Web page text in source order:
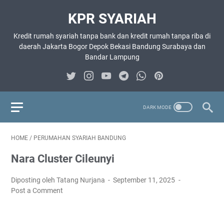
KPR SYARIAH
Kredit rumah syariah tanpa bank dan kredit rumah tanpa riba di
daerah Jakarta Bogor Depok Bekasi Bandung Surabaya dan
Bandar Lampung
HOME / PERUMAHAN SYARIAH BANDUNG
Nara Cluster Cileunyi
Diposting oleh Tatang Nurjana
September 11, 2025
Post a Comment